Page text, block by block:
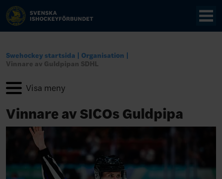
Swehockey startsida
Organisation
Vinnare av Guldpipan SDHL
Vinnare av SICOs Guldpipa